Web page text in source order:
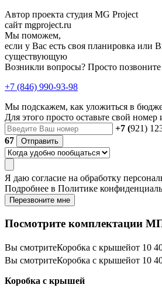
Автор проекта студия MG Project
сайт mgproject.ru
Мы поможем,
если у Вас есть своя планировка или
существующую
Возникли вопросы? Просто
+7 (846) 990-93-98
Мы подскажем, как уложиться в
Для этого просто оставьте свой номер
+7 (921)
67
Отправить
Я даю согласие на обработку
Подробнее в Политике
Перезвоните мне
Посмотрите комплектации
Вы смотритеКоробка с крышейот 10
Вы смотритеКоробка с крышейот 10
Коробка с крышей